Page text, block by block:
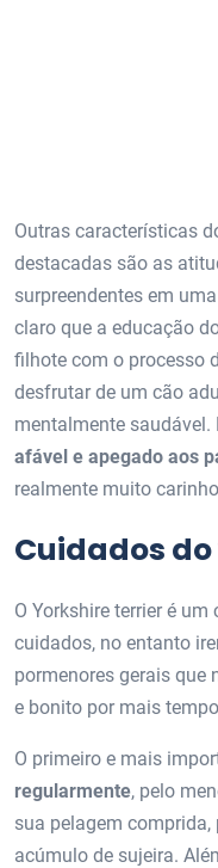
Outras características
destacadas são as
surpreendentes em
claro que a educação
filhote com o processo
desfrutar de um cão
mentalmente
afável e apegado aos
realmente muito
Cuidados
O Yorkshire terrier é
cuidados, no entanto
pormenores gerais que
e bonito por mais
O primeiro e mais
regularmente, pelo
sua pelagem
acúmulo de sujeira.